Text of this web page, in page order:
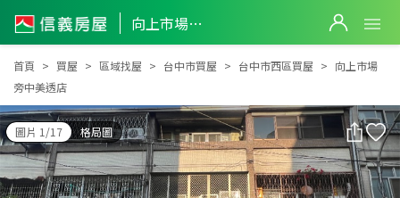
向上市場旁中美透店
向上市場旁中美透店
首頁 買屋 區域找屋 台中市買屋 台中市西區買屋
向上市場
旁中美透店
圖片 1/17 格局圖